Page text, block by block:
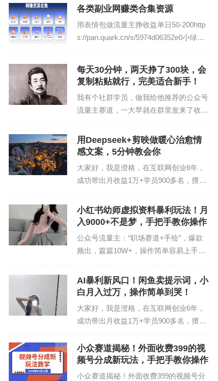
各类副业网赚类合集资源
用表情包做流量主挣收益单日50-200http
s://pan.quark.cn/s/5974d06352e0小绿书
每天30分钟，两天挣了300块，会
复制粘贴就行，完美适合新手！
我有个社群学员，做我给他推荐的公众号
流量主赛道，一大早就在群里发来了收益
时间就轻轻松松在互联网挣了300块。而
他每天用在上面的时间也就30分钟左右。
用Deepseek+剪映做暖心治愈情
感文案，5分钟教会你
大家好，我是澄格，在互联网创业6年，
成功带出月收益1万+学员900多名，擅长
价值的内容，喜欢的朋友，可以关注我的
公众号【澄格笔记】，这样，每天就能收
小红书幼师虚拟资料暴利玩法！月
入9000+不是梦，手把手教你操作
公众号流量主：“职场赛道+手绘”，爆款
频出，篇篇10W+，操作简单容易上手原
手机阅读大家好，我是澄格，在互联网创
业6年，成功带出月收益1万+学员...
AI暴利新风口！闲鱼卖提示词，小
白月入过万，操作简单到哭！
大家好，我是澄格，在互联网创业6年，
成功带出月收益1万+学员900多名，擅长
价值的内容，喜欢的朋友，可以把我公众
号设为星标，这样，每天就能收到各种各
种的挣钱信息了...
​小众赛道揭秘！外面收费399的视
频号分成新玩法，手把手教你操作
小众赛道揭秘！外面收费399的视频号分